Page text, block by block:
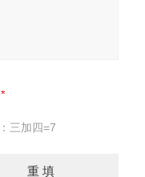
三加四=7